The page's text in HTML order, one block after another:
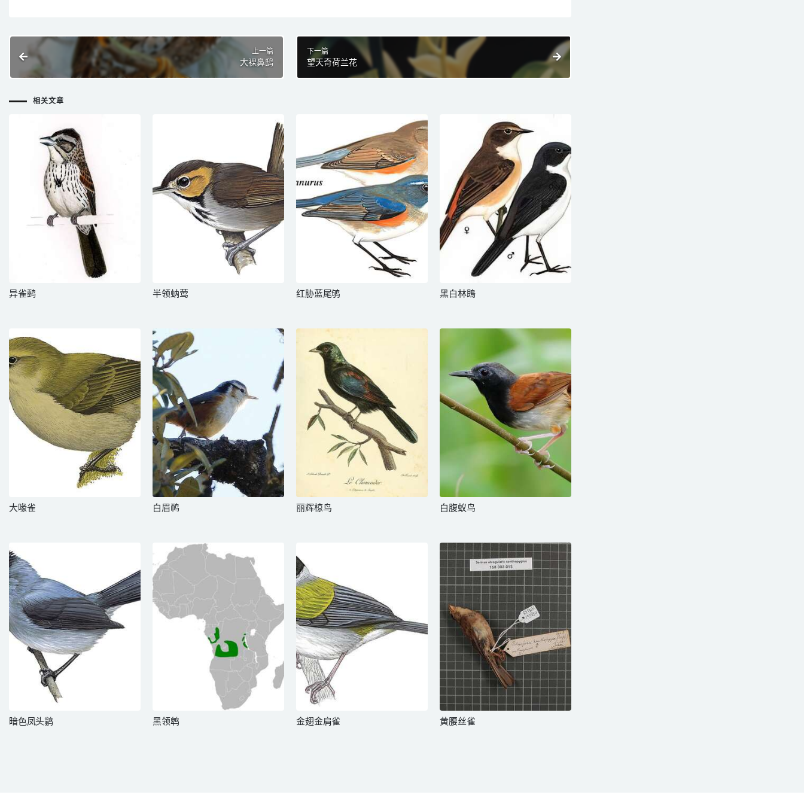
上一篇
大裸鼻鸱
下一篇
望天奇荷兰花
相关文章
异雀鹀 半领蚋莺 红胁蓝尾鸲 黑白林鵖
大喙雀 白眉䴓 丽辉椋鸟 白腹蚁鸟
暗色凤头鹟 黑领鹎 金翅金肩雀 黄腰丝雀